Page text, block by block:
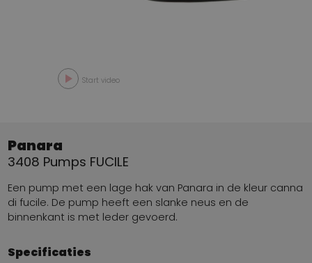
Start video
Panara
3408 Pumps FUCILE
Een pump met een lage hak van Panara in de kleur canna
di fucile. De pump heeft een slanke neus en de
binnenkant is met leder gevoerd.
Specificaties